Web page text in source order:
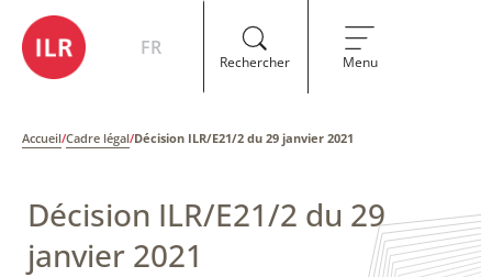
FR
Rechercher Menu
Accueil/Cadre légal/Décision ILR/E21/2 du 29 janvier 2021
Décision ILR/E21/2 du 29
janvier 2021